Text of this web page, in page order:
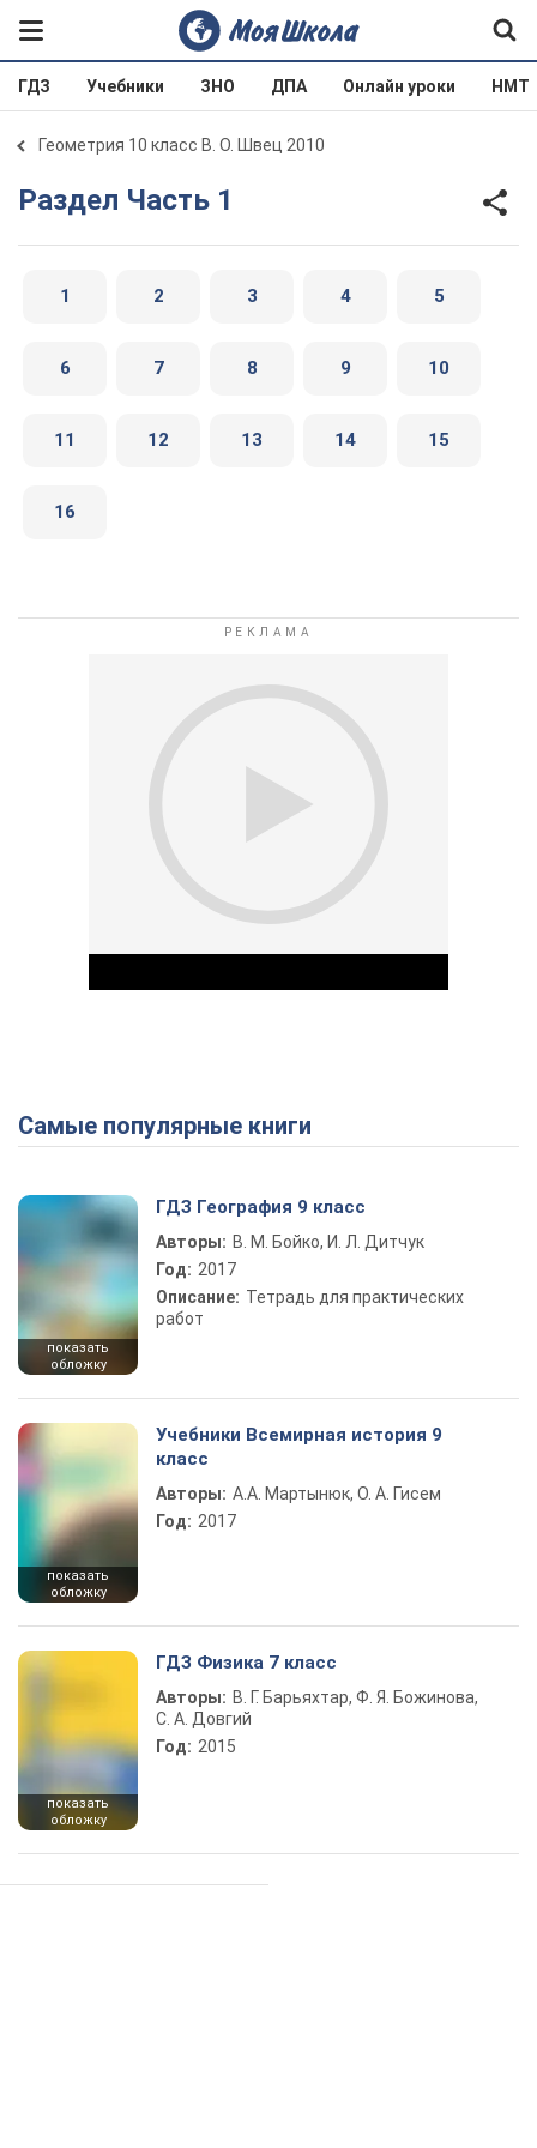
ГДЗ Учебники ЗНО ДПА Онлайн уроки НМТ
Геометрия 10 класс В. О. Швец 2010
Раздел Часть 1
1 2 3 4 5
6 7 8 9 10
11 12 13 14 15
16
Play Video
Самые популярные книги
показать
обложку
ГДЗ География 9 класс
Авторы: В. М. Бойко, И. Л. Дитчук
Год: 2017
Описание: Тетрадь для практических
работ
показать
обложку
Учебники Всемирная история 9
класс
Авторы: А.А. Мартынюк, О. А. Гисем
Год: 2017
показать
обложку
ГДЗ Физика 7 класс
Авторы: В. Г. Барьяхтар, Ф. Я. Божинова,
С. А. Довгий
Год: 2015